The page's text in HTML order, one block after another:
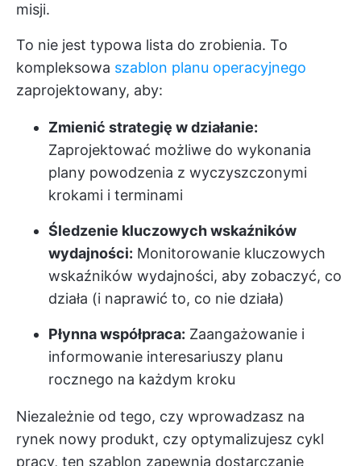
misji.
To nie jest typowa lista do zrobienia. To
kompleksowa szablon planu operacyjnego
zaprojektowany, aby:
Zmienić strategię w działanie:
Zaprojektować możliwe do wykonania
plany powodzenia z wyczyszczonymi
krokami i terminami
Śledzenie kluczowych wskaźników
wydajności: Monitorowanie kluczowych
wskaźników wydajności, aby zobaczyć, co
działa (i naprawić to, co nie działa)
Płynna współpraca: Zaangażowanie i
informowanie interesariuszy planu
rocznego na każdym kroku
Niezależnie od tego, czy wprowadzasz na
rynek nowy produkt, czy optymalizujesz cykl
pracy, ten szablon zapewnia dostarczanie